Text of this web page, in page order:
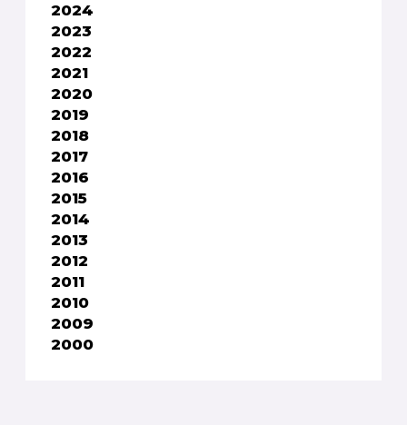
2024
2023
2022
2021
2020
2019
2018
2017
2016
2015
2014
2013
2012
2011
2010
2009
2000